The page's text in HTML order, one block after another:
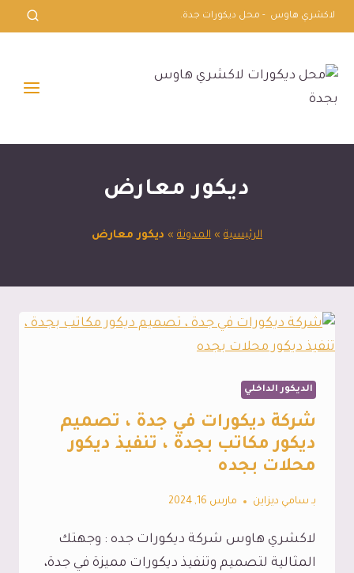
التجاوز
إلى
لاكشري هاوس - محل ديكورات جدة.
ديكور معارض
الرئيسية » المدونة » ديكور معارض
الديكور الداخلي
شركة ديكورات في جدة ، تصميم
ديكور مكاتب بجدة ، تنفيذ ديكور
محلات بجده
بـ سامي ديزاين مارس 16, 2024
لاكشري هاوس شركة ديكورات جده : وجهتك
المثالية لتصميم وتنفيذ ديكورات مميزة في جدة،